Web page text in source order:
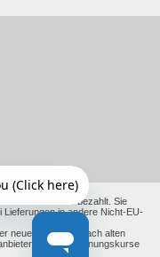
für Sie vorab bezahlt. Sie
in andere Nicht-EU-
neue Richtpreis nach alten
und Umrechnungskurse